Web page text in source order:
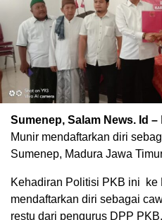
Sumenep, Salam News. Id –
Munir mendaftarkan diri
Sumenep, Madura Jawa
Kehadiran Politisi PKB ini ke
mendaftarkan diri sebagai
restu dari pengurus DPP PKB.